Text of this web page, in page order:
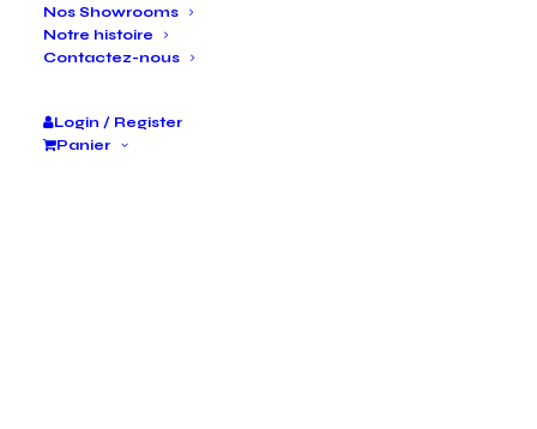
Nos Showrooms
Notre histoire
Contactez-nous
Login / Register
Panier